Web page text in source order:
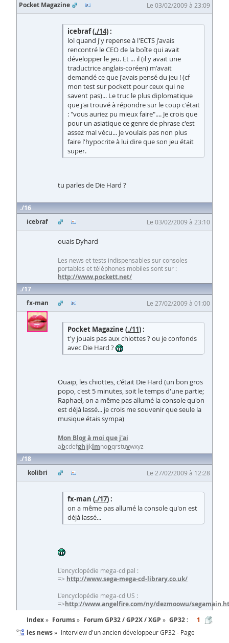
Pocket Magazine
Le 03/02/2009 à 23:09
icebraf (./14) :
lol quand j'y repense à l'ECTS j'avais
rencontré le CEO de la boîte qui avait
développer le jeu. Et ... il (il y avait une
traductrice anglais-coréen) m'avait
demandé ce que j'avais pensé du jeu ! (cf
mon test sur pockett pour ceux qui ne
savent pas)... Le truc le plus diplomatique
que j'ai trouvé à répondre sur le coup c'était
: "vous auriez pu mieux faire".... Je crois que
pour un asiatique ce genre de phrase c'est
assez mal vécu... Je voulais pas non plus
faire l'hypocrite à lui dire que son jeu était
super.
tu parles de Die Hard ?
16
icebraf
Le 03/02/2009 à 23:10
ouais Dyhard
Les news et tests indispensables sur consoles
portables et téléphones mobiles sont sur :
http://www.pockett.net/
17
fx-man
Le 27/02/2009 à 01:00
Pocket Magazine (./11) :
t'y jouais pas aux chiottes ? ou je confonds
avec Die Hard ?
Ouaip, les chiottes, c'était Die Hard (un bon gros
popo, c'est 5 minutes, soit le temps d'une partie;
Raphael, on a même pas allumé la console qu'on
est déjà lassé... je crois me souvenir que seule la
musique étais sympa)
Mon Blog à moi que j'ai
abcdefghijklmnopqrstuvwxyz
18
kolibri
Le 27/02/2009 à 12:28
fx-man (./17) :
on a même pas allumé la console qu'on est
déjà lassé...
L'encyclopédie mega-cd pal :
=> http://www.sega-mega-cd-library.co.uk/
L'encyclopédie mega-cd US :
=>http://www.angelfire.com/ny/dezmoowu/
Index
Forums Forum GP32 / GP2X / XGP
GP32 :
les news
Interview d'un ancien développeur GP32 - Page
1